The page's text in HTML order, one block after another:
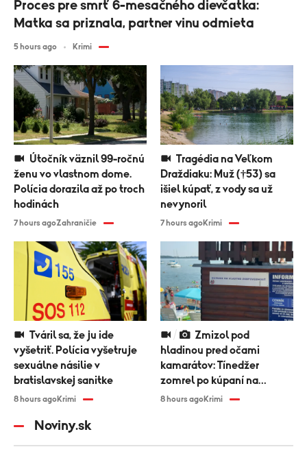
Proces pre smrť 6-mesačného dievčatka:
Matka sa priznala, partner vinu odmieta
5 hours ago Krimi
ženu vo vlastnom dome.
Polícia dorazila až po troch
hodinách
7 hours agoZahraničie
Draždiaku: Muž (†53) sa
išiel kúpať, z vody sa už
nevynoril
7 hours agoKrimi
vyšetriť. Polícia vyšetruje
sexuálne násilie v
bratislavskej sanitke
8 hours agoKrimi
hladinou pred očami
kamarátov: Tínedžer
zomrel po kúpaní na
Zemplínskej šírave
8 hours agoKrimi
Noviny.sk